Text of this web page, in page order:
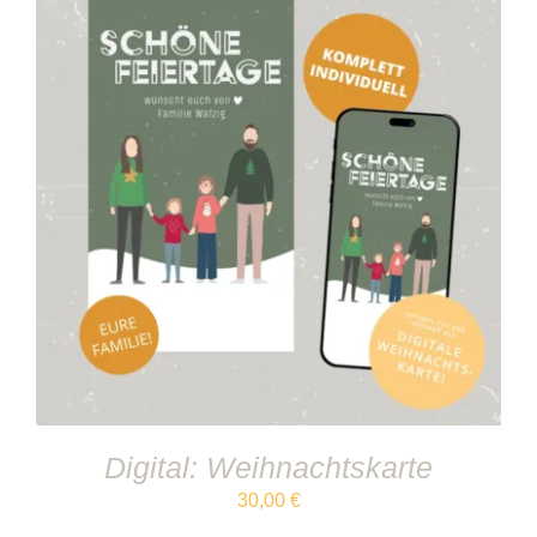
IN DEN WARENKORB DETAILS
Digital: Weihnachtskarte
30,00 €